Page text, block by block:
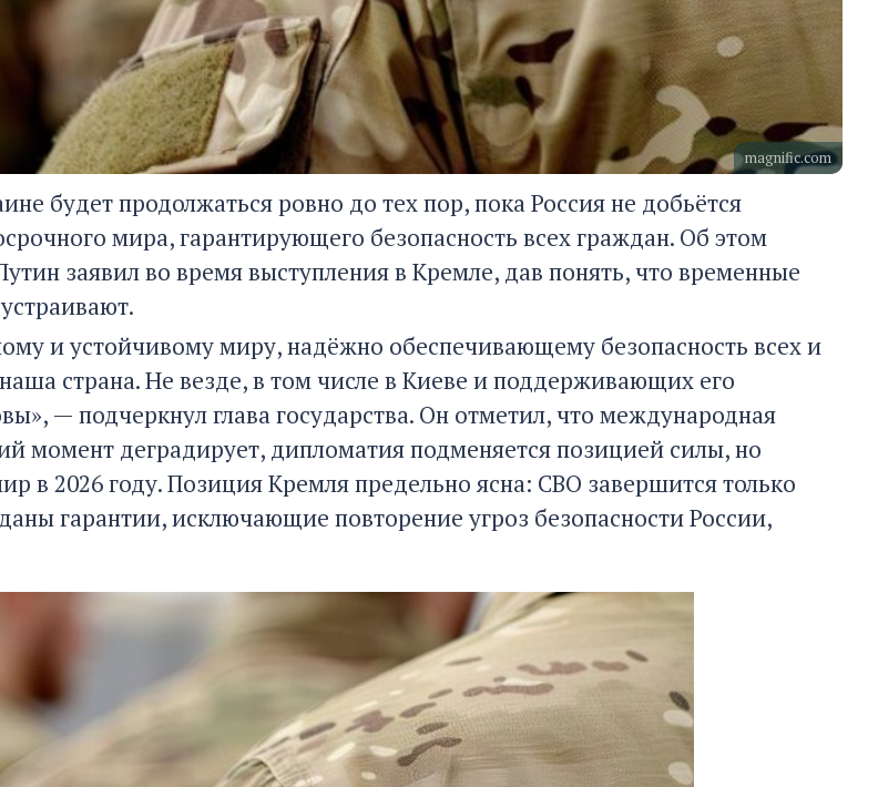
magnific.com
будет продолжаться ровно до тех пор, пока Россия не добьётся
мира, гарантирующего безопасность всех граждан. Об этом
заявил во время выступления в Кремле, дав понять, что временные
и устойчивому миру, надёжно обеспечивающему безопасность всех и
страна. Не везде, в том числе в Киеве и поддерживающих его
— подчеркнул глава государства. Он отметил, что международная
момент деградирует, дипломатия подменяется позицией силы, но
в 2026 году. Позиция Кремля предельно ясна: СВО завершится только
гарантии, исключающие повторение угроз безопасности России,